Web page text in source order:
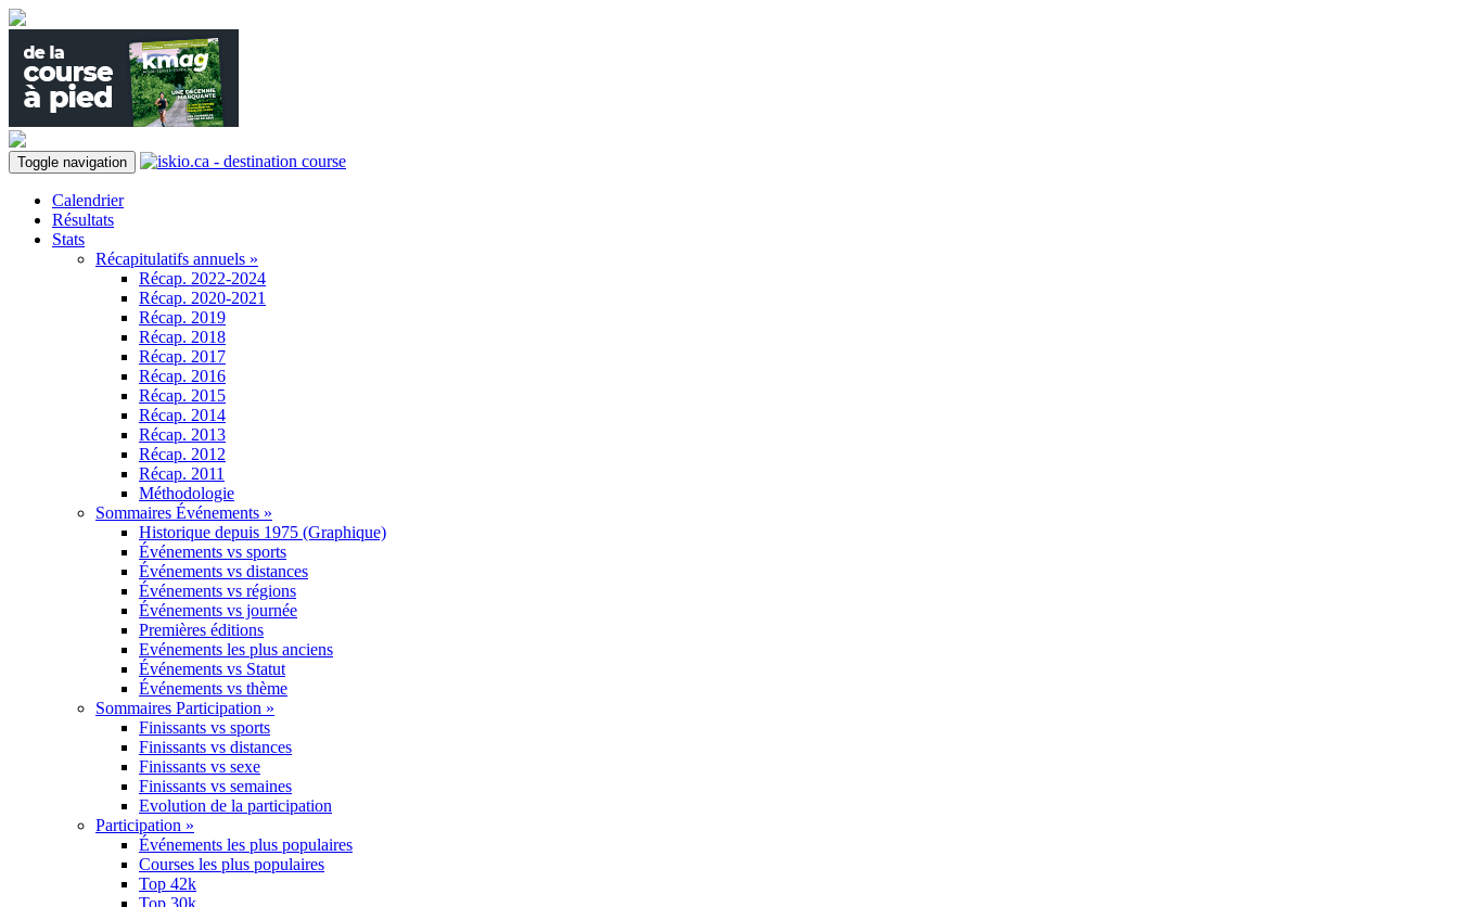
Toggle navigation
Calendrier
Résultats
Stats
Récapitulatifs annuels »
Récap. 2022-2024
Récap. 2020-2021
Récap. 2019
Récap. 2018
Récap. 2017
Récap. 2016
Récap. 2015
Récap. 2014
Récap. 2013
Récap. 2012
Récap. 2011
Méthodologie
Sommaires Événements »
Historique depuis 1975 (Graphique)
Événements vs sports
Événements vs distances
Événements vs régions
Événements vs journée
Premières éditions
Evénements les plus anciens
Événements vs Statut
Événements vs thème
Sommaires Participation »
Finissants vs sports
Finissants vs distances
Finissants vs sexe
Finissants vs semaines
Evolution de la participation
Participation »
Événements les plus populaires
Courses les plus populaires
Top 42k
Top 30k